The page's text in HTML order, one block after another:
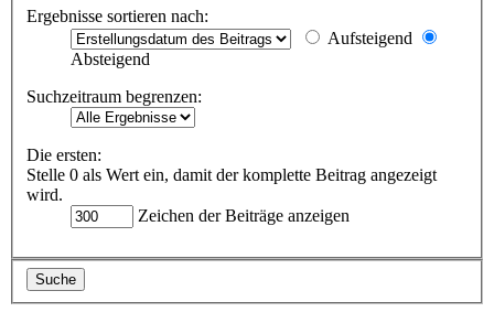
Ergebnisse sortieren nach:
Aufsteigend
Absteigend
Suchzeitraum begrenzen:
Die ersten:
Stelle 0 als Wert ein, damit der komplette Beitrag angezeigt
wird.
Zeichen der Beiträge anzeigen